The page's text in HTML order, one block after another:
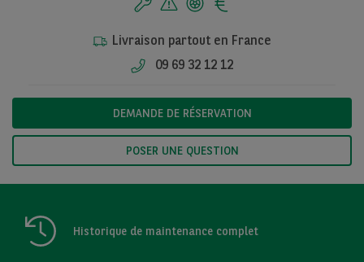
Livraison partout en France
09 69 32 12 12
DEMANDE DE RÉSERVATION
POSER UNE QUESTION
Historique de maintenance complet